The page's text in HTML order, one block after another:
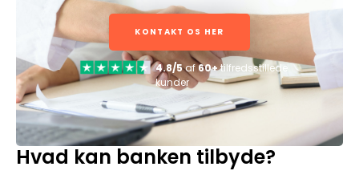
KONTAKT OS HER
4.8/5af60+tilfredsstillede
kunder
Hvad kan banken tilbyde?